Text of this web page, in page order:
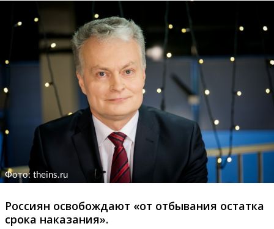
Фото: theins.ru
Россиян освобождают «от отбывания остатка
срока наказания».